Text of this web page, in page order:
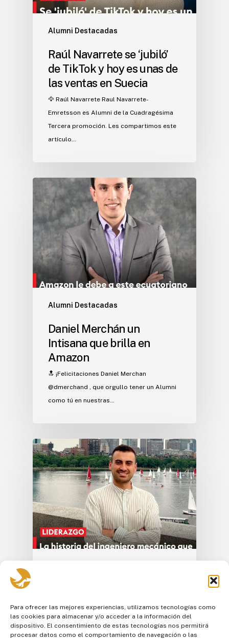
Para ofrecer las mejores experiencias, utilizamos tecnologías como
las cookies para almacenar y/o acceder a la información del
dispositivo. El consentimiento de estas tecnologías nos permitirá
procesar datos como el comportamiento de navegación o las
Alumni Destacadas
Raúl Navarrete se ‘jubiló’
de TikTok y hoy es unas de
las ventas en Suecia
🦅 Raúl Navarrete Raul Navarrete-
Emretsson es Alumni de la Cuadragésima
Tercera promoción. Les compartimos este
artículo…
Alumni Destacadas
Daniel Merchán un
Intisana que brilla en
Amazon
🔝 ¡Felicitaciones Daniel Merchan
@dmerchand , que orgullo tener un Alumni
como tú en nuestras…
ejemplo de esfuerzo y
sacrificio
🦅 Sebastián Ortiz, un ejemplo de esfuerzo y